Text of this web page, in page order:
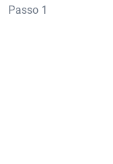
Passo 1